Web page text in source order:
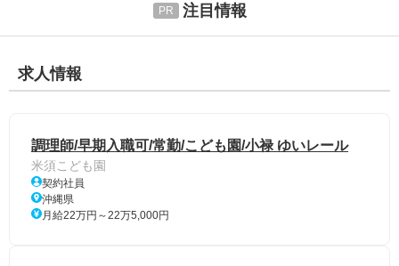
注目情報
求人情報
調理師/早期入職可/常勤/こども園/小禄 ゆいレール
米須こども園
契約社員
沖縄県
月給22万円～22万5,000円